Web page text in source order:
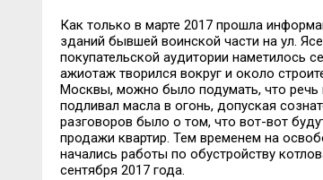
Как только в марте 2017 прошла
зданий бывшей воинской части на ул.
покупательской аудитории наметилось
ажиотаж творился вокруг и около
Москвы, можно было подумать, что
подливал масла в огонь, допуская
разговоров было о том, что вот-вот
продажи квартир. Тем временем на
начались работы по обустройству
сентября 2017 года.